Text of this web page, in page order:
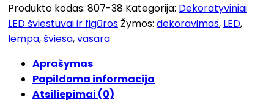
Produkto kodas: 807-38 Kategorija: Dekoratyviniai
LED šviestuvai ir figūrosŽymos: dekoravimas, LED,
lempa,šviesa,vasara
Aprašymas
Papildoma informacija
Atsiliepimai (0)